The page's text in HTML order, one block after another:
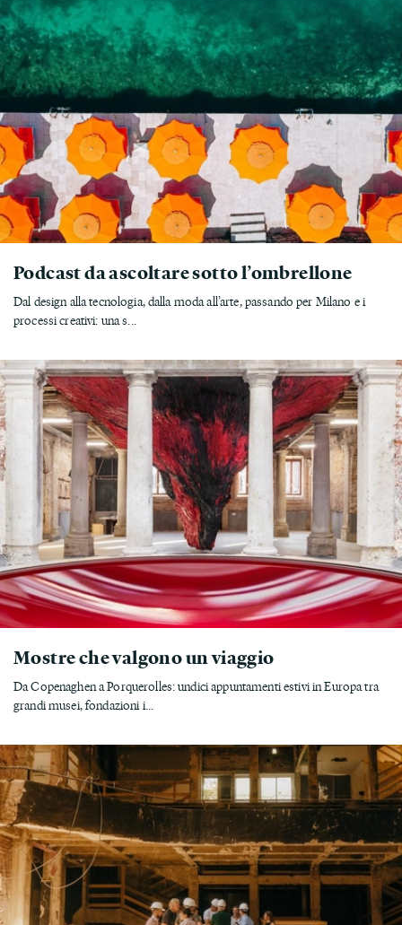
Podcast da ascoltare sotto l’ombrellone
Dal design alla tecnologia, dalla moda all’arte, passando per Milano e i
processi creativi: una s...
Mostre che valgono un viaggio
Da Copenaghen a Porquerolles: undici appuntamenti estivi in Europa tra
grandi musei, fondazioni i...